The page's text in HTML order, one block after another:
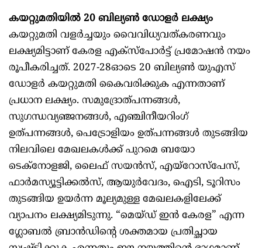
കയറ്റുമതിയിൽ 20 ബില്യൺ ഡോളർ ലക്ഷ്യം
കയറ്റുമതി വളർച്ചയും വൈവിധ്യവത്കരണവും
ലക്ഷ്യമിട്ടാണ് കേരള എക്സ്പോർട്ട് പ്രമോഷൻ നയം
രൂപീകരിച്ചത്. 2027-28ഓടെ 20 ബില്യൺ യുഎസ്
ഡോളർ കയറ്റുമതി കൈവരിക്കുക എന്നതാണ്
പ്രധാന ലക്ഷ്യം. സമുദ്രോത്പന്നങ്ങൾ,
സുഗന്ധവ്യഞ്ജനങ്ങൾ, എഞ്ചിനീയറിംഗ്
ഉത്പന്നങ്ങൾ, പെട്രോളിയം ഉത്പന്നങ്ങൾ തുടങ്ങിയ
നിലവിലെ മേഖലകൾക്ക് പുറമെ ബയോ
ടെക്നോളജി, ലൈഫ് സയൻസ്, എയ്റോസ്പേസ്,
ഫാർമസ്യൂട്ടിക്കൽസ്, ആയുർവേദം, ഐടി, ടൂറിസം
തുടങ്ങിയ ഉയർന്ന മൂല്യമുള്ള മേഖലകളിലേക്ക്
വ്യാപനം ലക്ഷ്യമിടുന്നു. “മെയ്ഡ് ഇൻ കേരള” എന്ന
ഗ്ലോബൽ ബ്രാൻഡിന്റെ ശക്തമായ പ്രതിച്ഛായ